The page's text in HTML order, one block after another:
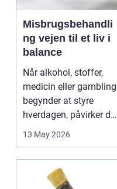
Misbrugsbehandli
ng vejen til et liv i
balance
Når alkohol, stoffer,
medicin eller gambling
begynder at styre
hverdagen, påvirker det
ikke kun pers...
13 May 2026